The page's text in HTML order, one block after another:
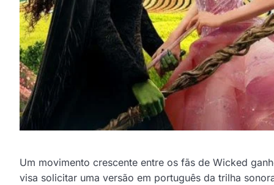
Um movimento crescente entre os fãs de Wicked
visa solicitar uma versão em português da trilha